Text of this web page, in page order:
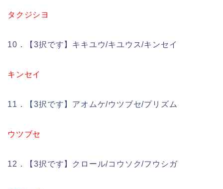
タクジシヨ
10．【3択です】キキユウ/キユウス/キンセイ
キンセイ
11．【3択です】アオムケ/ウツブセ/プリズム
ウツブセ
12．【3択です】クロール/コウソク/フウシガ